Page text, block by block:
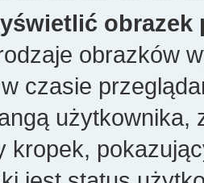
obrazków
czasie
użytkownika,
kropek,